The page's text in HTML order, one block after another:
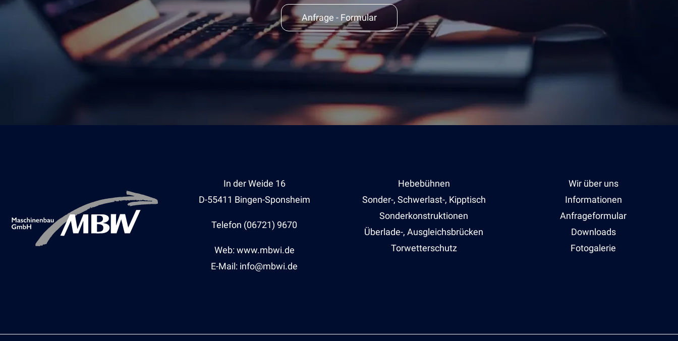
Anfrage - Formular
In der Weide 16
D-55411 Bingen-Sponsheim
Telefon (06721) 9670
Web: www.mbwi.de
E-Mail: info@mbwi.de
Hebebühnen
Sonder-, Schwerlast-, Kipptisch
Sonderkonstruktionen
Überlade-, Ausgleichsbrücken
Torwetterschutz
Wir über uns
Informationen
Anfrageformular
Downloads
Fotogalerie